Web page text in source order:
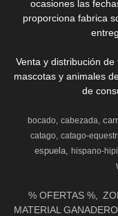
ocasiones las
proporciona fabrica
Venta y distribución
mascotas y animales
de
bocado cabezada
catago catago-
espuela
hispano-
% OFERTAS %
MATERIAL GANADERO